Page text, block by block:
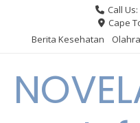
content
Call Us:
Cape
Berita Kesehatan